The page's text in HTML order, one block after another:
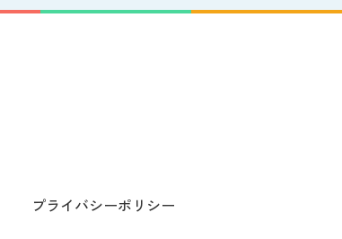
プライバシーポリシー